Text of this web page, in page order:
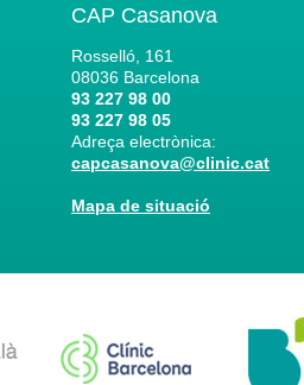
CAP Casanova
Rosselló, 161
08036 Barcelona
93 227 98 00
93 227 98 05
Adreça electrònica:
capcasanova@clinic.cat
Mapa de situació